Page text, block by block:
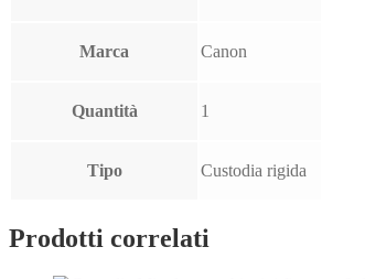
Marca Canon
Quantità 1
Tipo Custodia rigida
Prodotti correlati